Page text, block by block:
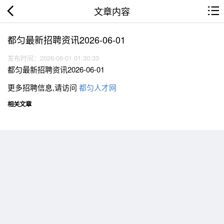
文章内容
都匀最新招聘资讯2026-06-01
发布时间：2026-06-01 01:30:33
都匀最新招聘资讯2026-06-01
更多招聘信息,请访问 都匀人才网
相关文章